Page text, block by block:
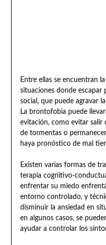
Entre ellas se encuentran
situaciones donde escapar
social, que puede agravar
La brontofobia puede
evitación, como evitar salir
de tormentas o
haya pronóstico de mal
Existen varias formas de
terapia cognitivo-
enfrentar su miedo
entorno controlado, y
disminuir la ansiedad en
en algunos casos, se
ayudar a controlar los